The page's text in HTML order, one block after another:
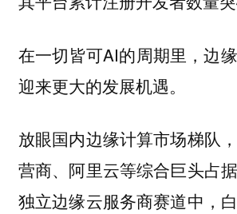
在一切皆可AI的周期里，边
迎来更大的发展机遇。
放眼国内边缘计算市场梯队
营商、阿里云等综合巨头占
独立边缘云服务商赛道中，